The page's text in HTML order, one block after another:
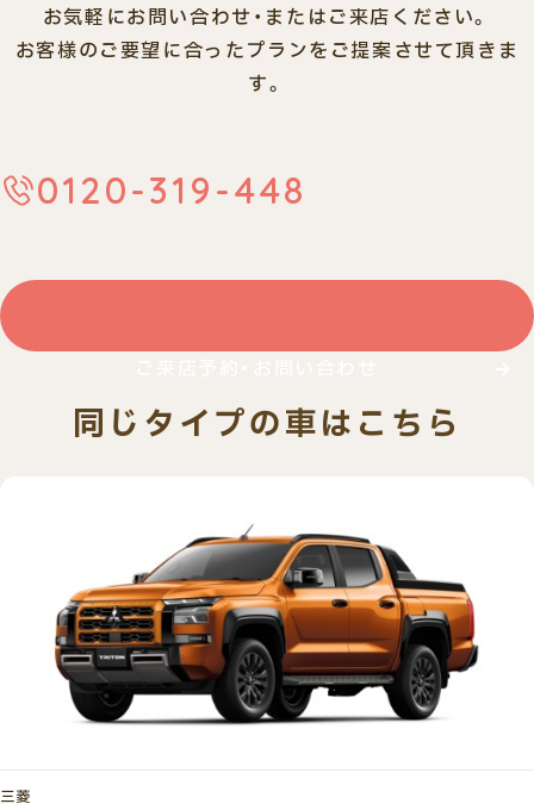
お気軽にお問い合わせ・またはご来店ください。
お客様のご要望に合ったプランをご提案させて頂きま
す。
0120-319-448
同じタイプの車はこちら
三菱